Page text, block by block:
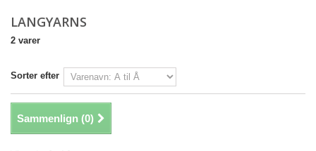
LANGYARNS
2 varer
Sorter efter
Sammenlign (0)